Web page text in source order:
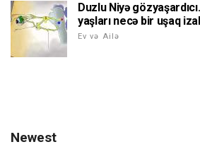
Duzlu Niyə
yaşları necə bir uşaq
Ev və Ailə
Newest